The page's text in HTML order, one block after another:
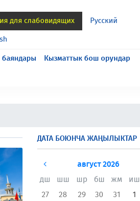
для слабовидящих Русский
Кызматтык бош орундар
ДАТА БОЮНЧА ЖАҢЫЛЫКТАР
август 2026
дш
шш шр бш жм иш
27
28 29 30 31 1